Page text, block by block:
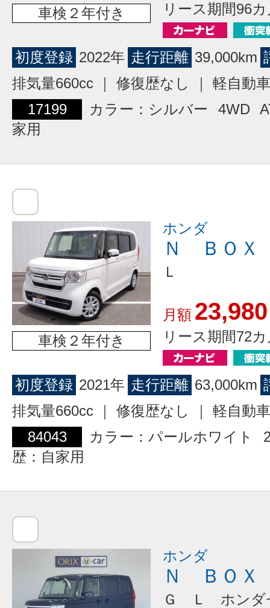
車検２年付き リース期間96
初度登録 2022年 走行距離 39,000km
排気量660cc ｜ 修復歴なし ｜ 軽自動車
17199
カラー：シルバー 4WD
家用
車検２年付き
ホンダ
Ｎ ＢＯＸ
Ｌ
月額 23,980
リース期間72
初度登録 2021年 走行距離 63,000km
排気量660cc ｜ 修復歴なし ｜ 軽自動車
84043
カラー：パールホワイト
歴：自家用
ホンダ
Ｎ ＢＯＸ
Ｇ Ｌ ホンダ